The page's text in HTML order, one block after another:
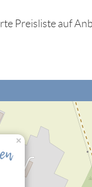
Preisliste auf
damit Sie
×